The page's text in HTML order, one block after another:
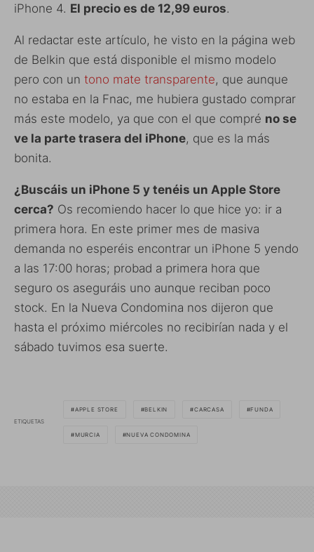
iPhone 4. El precio es de 12,99 euros.
Al redactar este artículo, he visto en la página web
de Belkin que está disponible el mismo modelo
pero con un tono mate transparente, que aunque
no estaba en la Fnac, me hubiera gustado comprar
más este modelo, ya que con el que compré no se
ve la parte trasera del iPhone, que es la más
bonita.
¿Buscáis un iPhone 5 y tenéis un Apple Store
cerca? Os recomiendo hacer lo que hice yo: ir a
primera hora. En este primer mes de masiva
demanda no esperéis encontrar un iPhone 5 yendo
a las 17:00 horas; probad a primera hora que
seguro os aseguráis uno aunque reciban poco
stock. En la Nueva Condomina nos dijeron que
hasta el próximo miércoles no recibirían nada y el
sábado tuvimos esa suerte.
ETIQUETAS
APPLE STORE BELKIN CARCASA FUNDA
MURCIA NUEVA CONDOMINA